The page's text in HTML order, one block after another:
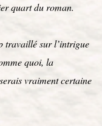
quart du roman.
travaillé sur l’intrigue
quoi, la
vraiment certaine